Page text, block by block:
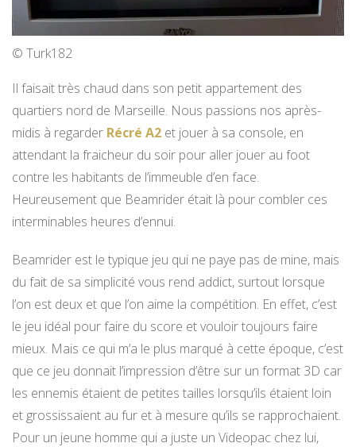
© Turk182
Il faisait très chaud dans son petit appartement des
quartiers nord de Marseille. Nous passions nos après-
midis à regarder Récré A2 et jouer à sa console, en
attendant la fraicheur du soir pour aller jouer au foot
contre les habitants de l’immeuble d’en face.
Heureusement que Beamrider était là pour combler ces
interminables heures d’ennui.
Beamrider est le typique jeu qui ne paye pas de mine, mais
du fait de sa simplicité vous rend addict, surtout lorsque
l’on est deux et que l’on aime la compétition. En effet, c’est
le jeu idéal pour faire du score et vouloir toujours faire
mieux. Mais ce qui m’a le plus marqué à cette époque, c’est
que ce jeu donnait l’impression d’être sur un format 3D car
les ennemis étaient de petites tailles lorsqu’ils étaient loin
et grossissaient au fur et à mesure qu’ils se rapprochaient.
Pour un jeune homme qui a juste un Videopac chez lui,